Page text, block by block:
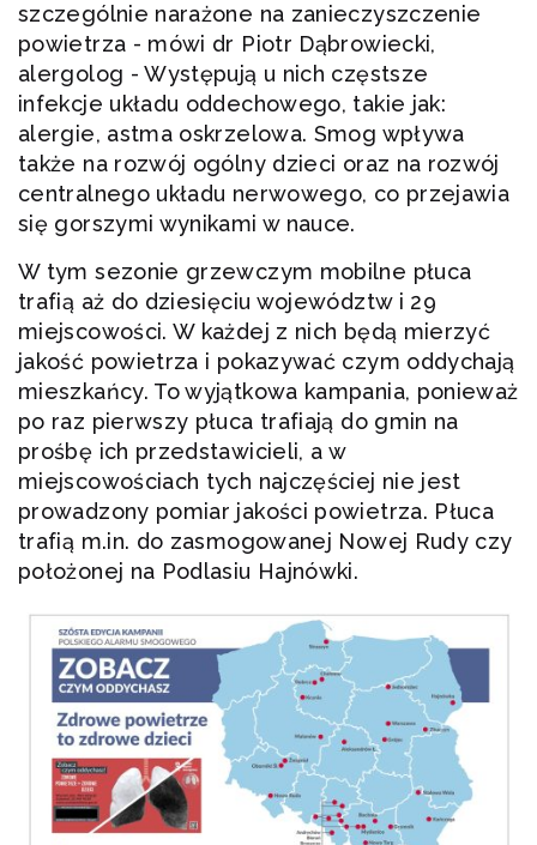
szczególnie narażone na zanieczyszczenie
powietrza - mówi dr Piotr Dąbrowiecki,
alergolog - Występują u nich częstsze
infekcje układu oddechowego, takie jak:
alergie, astma oskrzelowa. Smog wpływa
także na rozwój ogólny dzieci oraz na rozwój
centralnego układu nerwowego, co przejawia
się gorszymi wynikami w nauce.
W tym sezonie grzewczym mobilne płuca
trafią aż do dziesięciu województw i 29
miejscowości. W każdej z nich będą mierzyć
jakość powietrza i pokazywać czym oddychają
mieszkańcy. To wyjątkowa kampania, ponieważ
po raz pierwszy płuca trafiają do gmin na
prośbę ich przedstawicieli, a w
miejscowościach tych najczęściej nie jest
prowadzony pomiar jakości powietrza. Płuca
trafią m.in. do zasmogowanej Nowej Rudy czy
położonej na Podlasiu Hajnówki.